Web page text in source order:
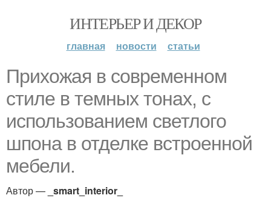
ИНТЕРЬЕР И ДЕКОР
главная новости статьи
Прихожая в современном
стиле в темных тонах, с
использованием светлого
шпона в отделке встроенной
мебели.
Автор — _smart_interior_